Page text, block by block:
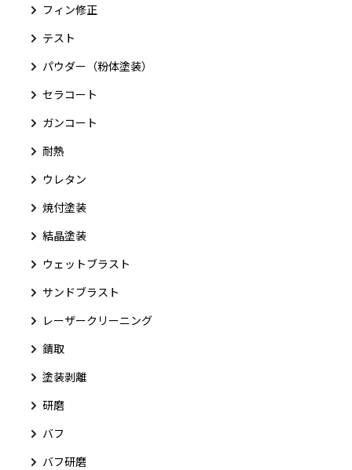
フィン修正
テスト
パウダー（粉体塗装）
セラコート
ガンコート
耐熱
ウレタン
焼付塗装
結晶塗装
ウェットブラスト
サンドブラスト
レーザークリーニング
錆取
塗装剥離
研磨
バフ
バフ研磨